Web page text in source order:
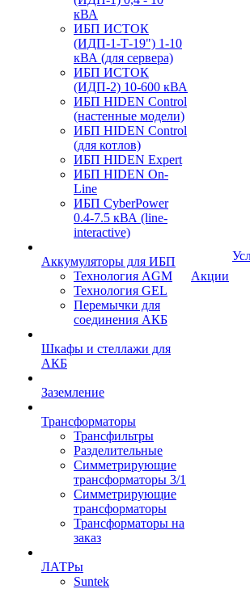
кВА
ИБП ИСТОК
(ИДП-1-Т-19") 1-10
кВА (для сервера)
ИБП ИСТОК
(ИДП-2) 10-600 кВА
ИБП HIDEN Control
(настенные модели)
ИБП HIDEN Control
(для котлов)
ИБП HIDEN Expert
ИБП HIDEN On-
Line
ИБП CyberPower
0.4-7.5 кВА (line-
interactive)
Аккумуляторы для ИБП
Технология AGM
Технология GEL
Перемычки для
соединения АКБ
Шкафы и стеллажи для
АКБ
Заземление
Трансформаторы
Трансфильтры
Разделительные
Симметрирующие
трансформаторы 3/1
Симметрирующие
трансформаторы
Трансформаторы на
заказ
ЛАТРы
Suntek
Акции